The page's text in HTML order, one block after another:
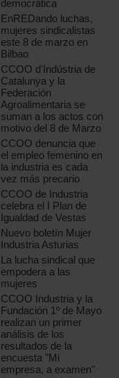
democrática
EnREDando luchas,
mujeres sindicalistas
este 8 de marzo en
Bilbao
CCOO d'Indústria de
Catalunya y la
Federación
Agroalimentaria se
suman a los actos con
motivo del 8 de Marzo
CCOO denuncia que
el empleo femenino en
la industria es cada
vez más precario
CCOO de Industria
celebra el I Plan de
Igualdad de Vestas
Nuevo boletín Mujer
Industria Asturias
La lucha sindical que
empodera a las
mujeres
CCOO Industria y la
Fundación 1º de Mayo
realizan un primer
análisis de los
resultados de la
encuesta "Mi
empresa, a examen"